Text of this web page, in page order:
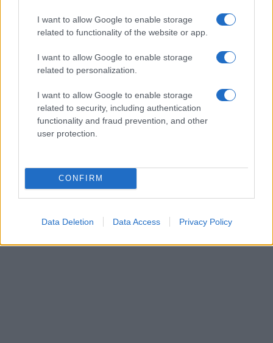
I want to allow Google to enable storage
related to functionality of the website or app.
I want to allow Google to enable storage
related to personalization.
I want to allow Google to enable storage
related to security, including authentication
functionality and fraud prevention, and other
user protection.
CONFIRM
Data Deletion Data Access Privacy Policy